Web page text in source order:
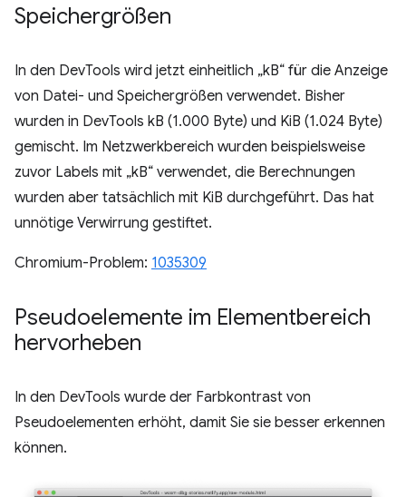
Speichergrößen
In den DevTools wird jetzt einheitlich „kB“ für die Anzeige
von Datei- und Speichergrößen verwendet. Bisher
wurden in DevTools kB (1.000 Byte) und KiB (1.024 Byte)
gemischt. Im Netzwerkbereich wurden beispielsweise
zuvor Labels mit „kB“ verwendet, die Berechnungen
wurden aber tatsächlich mit KiB durchgeführt. Das hat
unnötige Verwirrung gestiftet.
Chromium-Problem: 1035309
Pseudoelemente im Elementbereich
hervorheben
In den DevTools wurde der Farbkontrast von
Pseudoelementen erhöht, damit Sie sie besser erkennen
können.